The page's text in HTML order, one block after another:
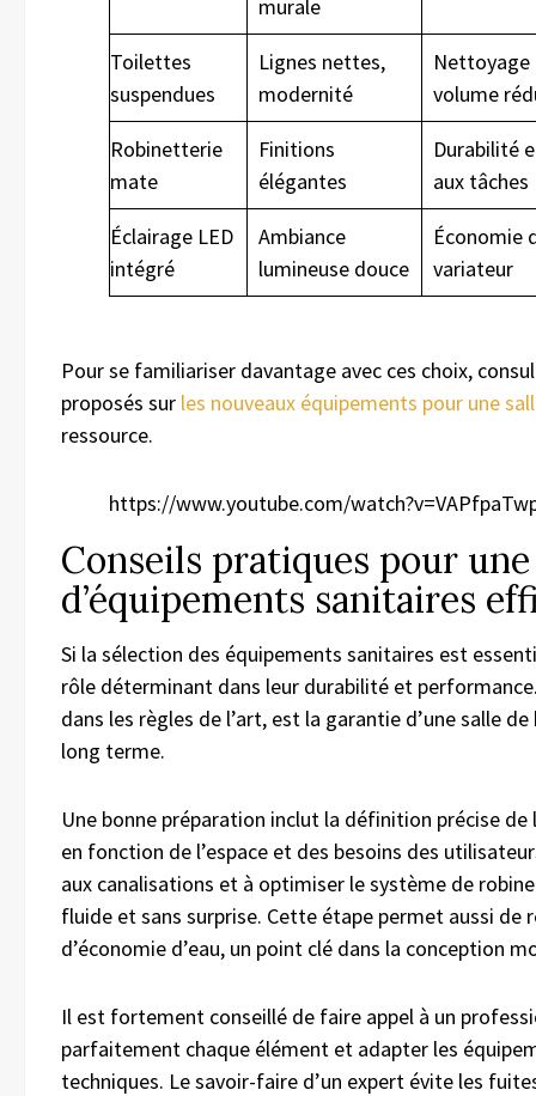
murale
Toilettes
suspendues
Lignes nettes,
modernité
Nettoyage
volume
Robinetterie
mate
Finitions
élégantes
Durabilité
aux tâches
Éclairage LED
intégré
Ambiance
lumineuse douce
Économie
variateur
Pour se familiariser davantage avec ces choix,
proposés sur les nouveaux équipements pour une
ressource.
https://www.youtube.com/
Conseils pratiques pour
d’équipements sanitaires
Si la sélection des équipements sanitaires est
rôle déterminant dans leur durabilité et
dans les règles de l’art, est la garantie d’une salle
long terme.
Une bonne préparation inclut la définition précise
en fonction de l’espace et des besoins des
aux canalisations et à optimiser le système de
fluide et sans surprise. Cette étape permet aussi de
d’économie d’eau, un point clé dans la conception
Il est fortement conseillé de faire appel à un
parfaitement chaque élément et adapter les
techniques. Le savoir-faire d’un expert évite les